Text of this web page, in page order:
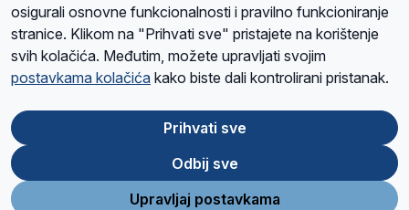
O namaRadio ProgramVolonteriPrijateljiKontaktPravila privatnosti
Ova stranica je zaštićena Google reCAPTCHA sustavom
Store
Google
Play
osigurali osnovne funkcionalnosti i pravilno funkcioniranje
stranice. Klikom na "Prihvati sve" pristajete na korištenje
svih kolačića. Međutim, možete upravljati svojim
postavkama kolačića kako biste dali kontrolirani pristanak.
Prihvati sve
Odbij sve
Upravljaj postavkama